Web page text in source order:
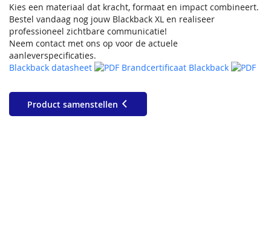
Kies een materiaal dat kracht, formaat en impact combineert.
Bestel vandaag nog jouw Blackback XL en realiseer
professioneel zichtbare communicatie!
Neem contact met ons op voor de actuele
aanleverspecificaties.
Blackback datasheet
Brandcertificaat Blackback
Product samenstellen